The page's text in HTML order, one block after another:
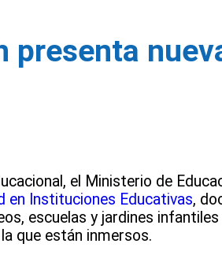
presenta
el Ministerio de
en Instituciones Educativas,
escuelas y jardines
que están inmersos.